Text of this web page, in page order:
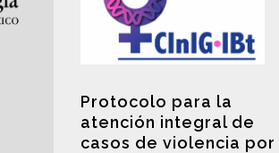
Protocolo para la
atención integral de
casos de violencia por